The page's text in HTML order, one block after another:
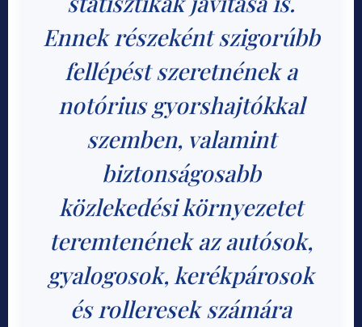
Ennek részeként szigorúbb
fellépést szeretnének a
notórius gyorshajtókkal
szemben, valamint
biztonságosabb
közlekedési környezetet
teremtenének az autósok,
gyalogosok, kerékpárosok
és rolleresek számára